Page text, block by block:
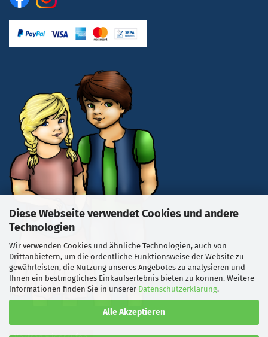
Diese Webseite verwendet Cookies und andere
Technologien
Wir verwenden Cookies und ähnliche Technologien, auch von
Drittanbietern, um die ordentliche Funktionsweise der Website zu
gewährleisten, die Nutzung unseres Angebotes zu analysieren und
Ihnen ein bestmögliches Einkaufserlebnis bieten zu können. Weitere
Informationen finden Sie in unserer Datenschutzerklärung.
Alle Akzeptieren